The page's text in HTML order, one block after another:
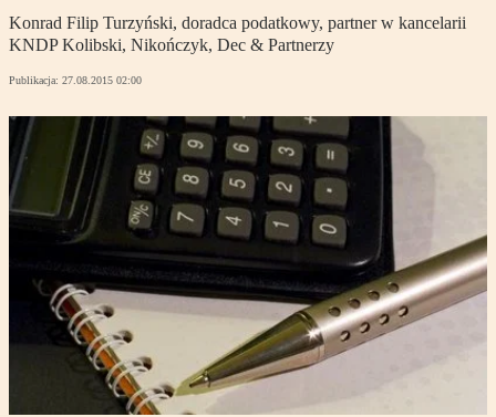
Konrad Filip Turzyński, doradca podatkowy, partner w kancelarii
KNDP Kolibski, Nikończyk, Dec & Partnerzy
Publikacja: 27.08.2015 02:00